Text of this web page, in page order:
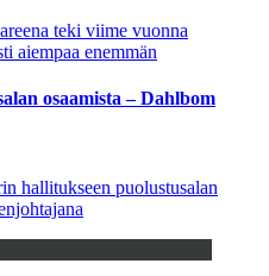
teki viime vuonna
aiempaa enemmän
osaamista – Dahlbom
hallitukseen puolustusalan